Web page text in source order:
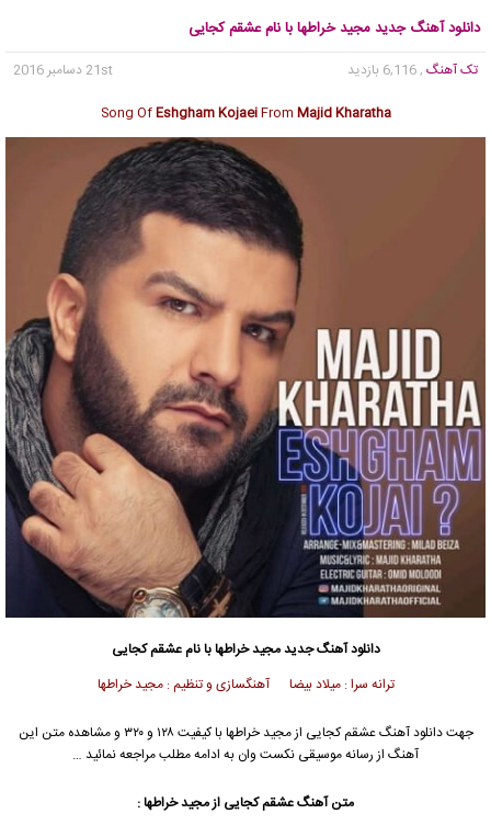
دانلود آهنگ جدید مجید خراطها با نام عشقم کجایی
تک آهنگ , 6,116 بازدید
21st دسامبر 2016
Song OfEshgham KojaeiFrom Majid Kharatha
دانلود آهنگ جدیدمجید خراطهابا نام عشقم کجایی
ترانه سرا : میلاد بیضا آهنگسازی و تنظیم : مجید خراطها
جهت دانلود آهنگ عشقم کجایی ازمجید خراطها
با کیفیت ۱۲۸ و ۳۲۰ و مشاهده متن این
آهنگ از رسانه موسیقی نکست وان به ادامه مطلب مراجعه نمائید …
متن آهنگ عشقم کجایی ازمجید خراطها: